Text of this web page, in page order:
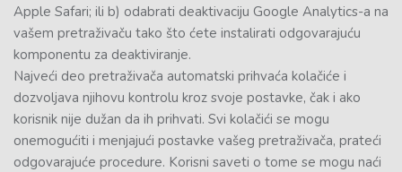
Apple Safari; ili b) odabrati deaktivaciju Google Analytics-a na
vašem pretraživaču tako što ćete instalirati odgovarajuću
komponentu za deaktiviranje.
Najveći deo pretraživača automatski prihvaća kolačiće i
dozvoljava njihovu kontrolu kroz svoje postavke, čak i ako
korisnik nije dužan da ih prihvati. Svi kolačići se mogu
onemogućiti i menjajući postavke vašeg pretraživača, prateći
odgovarajuće procedure. Korisni saveti o tome se mogu naći